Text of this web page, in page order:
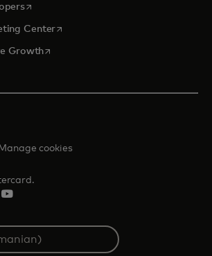
opens in a new tab
Centeropens in a new tab
Growthopens in a new tab
Manage cookies